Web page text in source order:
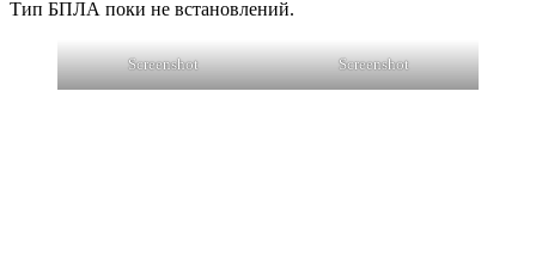
Тип БПЛА поки не встановлений.
Screenshot Screenshot